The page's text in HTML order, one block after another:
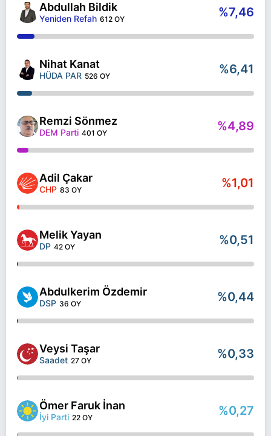
Abdullah Bildik
Yeniden Refah 612 OY %7,46
Nihat Kanat
HÜDA PAR 526 OY %6,41
Remzi Sönmez
DEM Parti 401 OY %4,89
Adil Çakar
CHP 83 OY %1,01
Melik Yayan
DP 42 OY %0,51
Abdulkerim Özdemir
DSP 36 OY %0,44
Veysi Taşar
Saadet 27 OY %0,33
Ömer Faruk İnan
İyi Parti 22 OY %0,27